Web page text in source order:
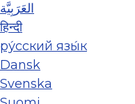
العَرَبِيَّة
हिन्दी
ру́сский язы́к
Dansk
Svenska